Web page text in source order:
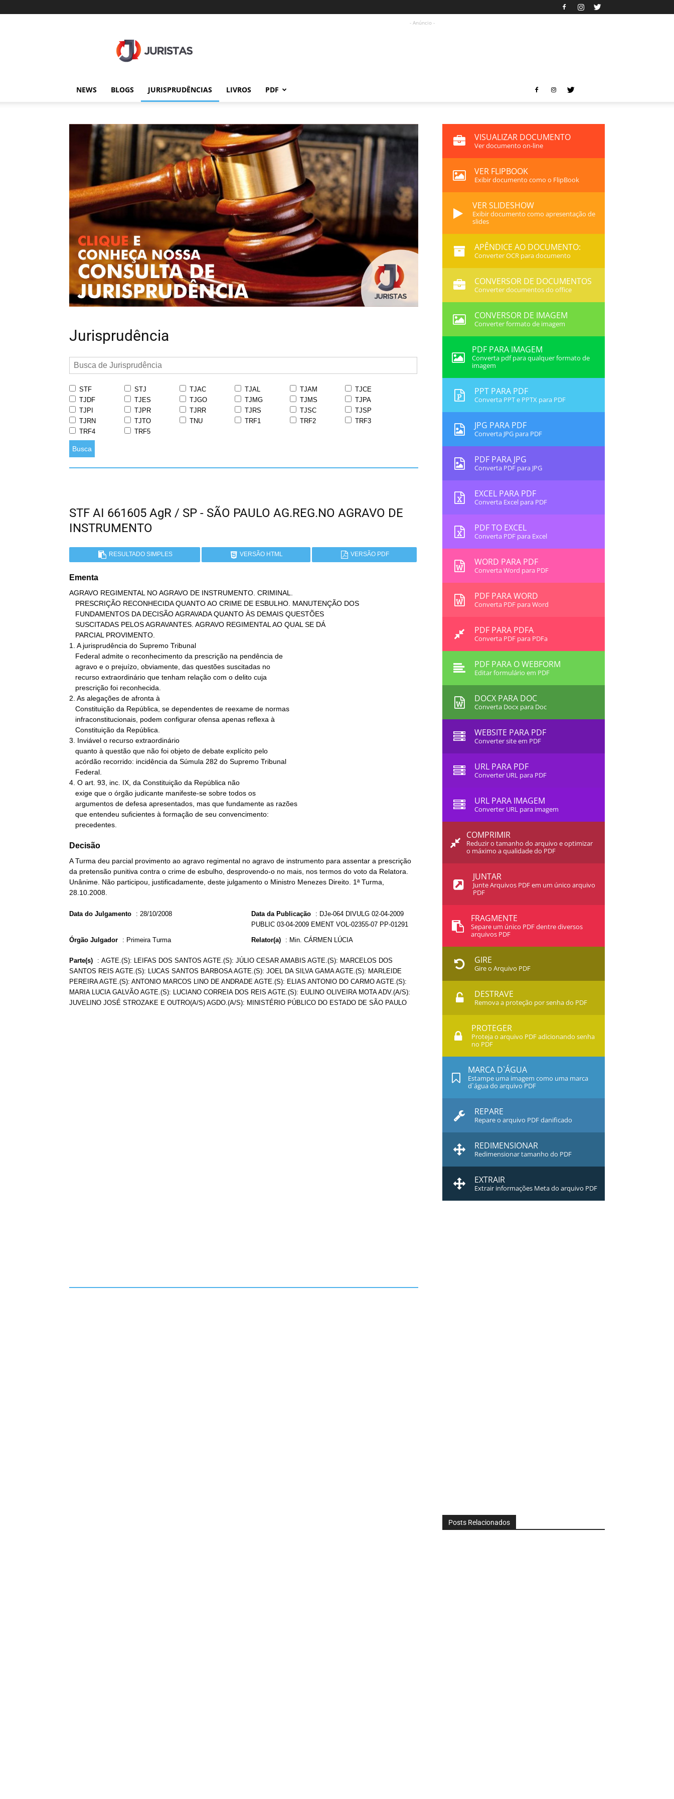
- Anúncio -
NEWS BLOGS JURISPRUDÊNCIAS LIVROS PDF
Jurisprudência
STF STJ TJAC TJAL TJAM
TJCE
TJDF
TJES TJGO TJMG TJMS
TJPA
TJPI
TJPR TJRR TJRS TJSC
TJSP
TJRN
TJTO TNU TRF1 TRF2
TRF3
TRF4
TRF5
Busca
STF AI 661605 AgR / SP - SÃO PAULO AG.REG.NO AGRAVO DE
INSTRUMENTO
RESULTADO SIMPLES VERSÃO HTML VERSÃO PDF
Ementa
AGRAVO REGIMENTAL NO AGRAVO DE INSTRUMENTO. CRIMINAL.
1. A jurisprudência do Supremo Tribunal
2. As alegações de afronta à
3. Inviável o recurso extraordinário
4. O art. 93, inc. IX, da Constituição da República não
   precedentes.
Decisão
A Turma deu parcial provimento ao agravo regimental no agravo de instrumento para assentar a prescrição
da pretensão punitiva contra o crime de esbulho, desprovendo-o no mais, nos termos do voto da Relatora.
Unânime. Não participou, justificadamente, deste julgamento o Ministro Menezes Direito. 1ª Turma,
28.10.2008.
Data do Julgamento : 28/10/2008 Data da Publicação : DJe-064 DIVULG 02-04-2009
PUBLIC 03-04-2009 EMENT VOL-02355-07 PP-01291
Órgão Julgador : Primeira Turma Relator(a) : Min. CÁRMEN LÚCIA
Parte(s) : AGTE.(S): LEIFAS DOS SANTOS AGTE.(S): JÚLIO CESAR AMABIS AGTE.(S): MARCELOS DOS
SANTOS REIS AGTE.(S): LUCAS SANTOS BARBOSA AGTE.(S): JOEL DA SILVA GAMA AGTE.(S): MARLEIDE
PEREIRA AGTE.(S): ANTONIO MARCOS LINO DE ANDRADE AGTE.(S): ELIAS ANTONIO DO CARMO AGTE.(S):
MARIA LUCIA GALVÃO AGTE.(S): LUCIANO CORREIA DOS REIS AGTE.(S): EULINO OLIVEIRA MOTA ADV.(A/S):
JUVELINO JOSÉ STROZAKE E OUTRO(A/S) AGDO.(A/S): MINISTÉRIO PÚBLICO DO ESTADO DE SÃO PAULO
VISUALIZAR DOCUMENTO
Ver documento on-line
VER FLIPBOOK
Exibir documento como o FlipBook
VER SLIDESHOW
Exibir documento como apresentação de
slides
APÊNDICE AO DOCUMENTO:
Converter OCR para documento
CONVERSOR DE DOCUMENTOS
Converter documentos do office
CONVERSOR DE IMAGEM
Converter formato de imagem
PDF PARA IMAGEM
Converta pdf para qualquer formato de
imagem
PPT PARA PDF
Converta PPT e PPTX para PDF
JPG PARA PDF
Converta JPG para PDF
PDF PARA JPG
Converta PDF para JPG
EXCEL PARA PDF
Converta Excel para PDF
PDF TO EXCEL
Converta PDF para Excel
WORD PARA PDF
Converta Word para PDF
PDF PARA WORD
Converta PDF para Word
PDF PARA PDFA
Converta PDF para PDFa
PDF PARA O WEBFORM
Editar formulário em PDF
DOCX PARA DOC
Converta Docx para Doc
WEBSITE PARA PDF
Converter site em PDF
URL PARA PDF
Converter URL para PDF
URL PARA IMAGEM
Converter URL para imagem
COMPRIMIR
Reduzir o tamanho do arquivo e optimizar
o máximo a qualidade do PDF
JUNTAR
Junte Arquivos PDF em um único arquivo
PDF
FRAGMENTE
Separe um único PDF dentre diversos
arquivos PDF
GIRE
Gire o Arquivo PDF
DESTRAVE
Remova a proteção por senha do PDF
PROTEGER
Proteja o arquivo PDF adicionando senha
no PDF
MARCA D`ÁGUA
Estampe uma imagem como uma marca
d`água do arquivo PDF
REPARE
Repare o arquivo PDF danificado
REDIMENSIONAR
Redimensionar tamanho do PDF
EXTRAIR
Extrair informações Meta do arquivo PDF
Posts Relacionados